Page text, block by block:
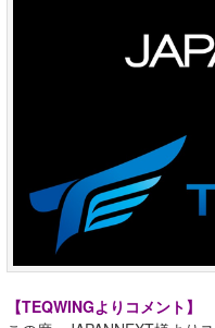
【TEQWINGよりコメント】